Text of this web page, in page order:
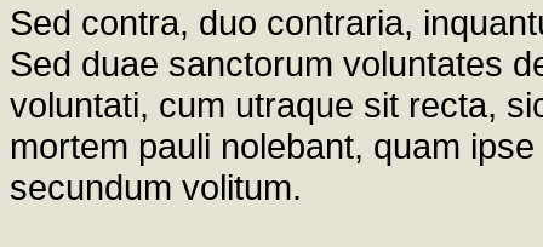
Sed contra, duo contraria,
Sed duae sanctorum voluntates
voluntati, cum utraque sit recta,
mortem pauli nolebant, quam
secundum volitum.